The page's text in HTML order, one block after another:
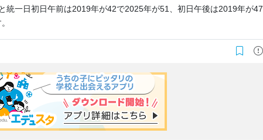
統一日初日午前は2019年が42で2025年が51、初日午後は2019年が47